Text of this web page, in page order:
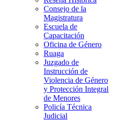
Consejo de la
Magistratura
Escuela de
Capacitación
Oficina de Género
Ruaga
Juzgado de
Instrucción de
Violencia de Género
y Protección Integral
de Menores
Policía Técnica
Judicial